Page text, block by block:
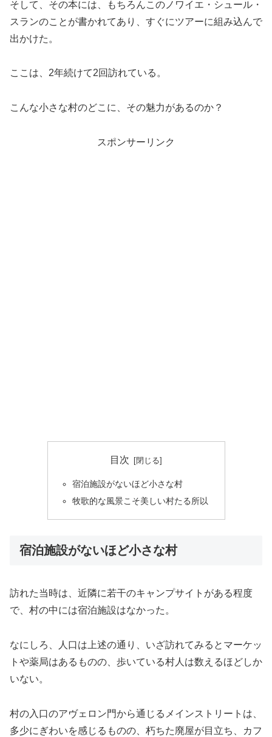
そして、その本には、もちろんこのノワイエ・シュール・
スランのことが書かれてあり、すぐにツアーに組み込んで
出かけた。
ここは、2年続けて2回訪れている。
こんな小さな村のどこに、その魅力があるのか？
スポンサーリンク
目次
宿泊施設がないほど小さな村
牧歌的な風景こそ美しい村たる所以
宿泊施設がないほど小さな村
訪れた当時は、近隣に若干のキャンプサイトがある程度
で、村の中には宿泊施設はなかった。
なにしろ、人口は上述の通り、いざ訪れてみるとマーケッ
トや薬局はあるものの、歩いている村人は数えるほどしか
いない。
村の入口のアヴェロン門から通じるメインストリートは、
多少にぎわいを感じるものの、朽ちた廃屋が目立ち、カフ